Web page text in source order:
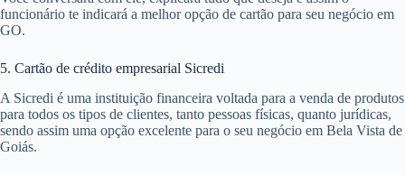
funcionário te indicará a melhor opção de cartão para seu negócio em
GO.
5. Cartão de crédito empresarial Sicredi
A Sicredi é uma instituição financeira voltada para a venda de produtos
para todos os tipos de clientes, tanto pessoas físicas, quanto jurídicas,
sendo assim uma opção excelente para o seu negócio em Bela Vista de
Goiás.